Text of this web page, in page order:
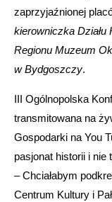
zaprzyjaźnionej
kierowniczka
Regionu Muzeum
w Bydgoszczy.
III Ogólnopolska
transmitowana na
Gospodarki na You
pasjonat historii i nie
– Chciałabym
Centrum Kultury i